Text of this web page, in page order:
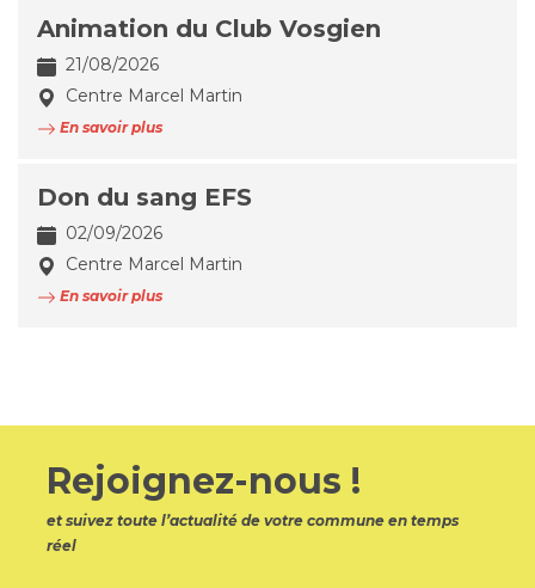
Animation du Club Vosgien
21/08/2026
Centre Marcel Martin
En savoir plus
Don du sang EFS
02/09/2026
Centre Marcel Martin
En savoir plus
Rejoignez-nous !
et suivez toute l’actualité de votre commune en temps
réel